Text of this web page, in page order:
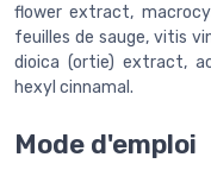
flower extract,
feuilles de sauge, vitis
dioica (ortie) extract,
hexyl cinnamal.
Mode d'emploi